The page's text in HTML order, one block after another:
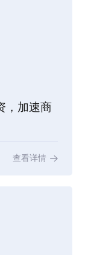
，加速商
查看详情